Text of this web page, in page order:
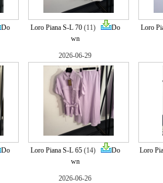
Do
Loro Piana S-L 70(11)
Do
wn
Loro
Do
2026-06-29
Loro Piana S-L 65(14)
Do
wn
Loro
2026-06-26